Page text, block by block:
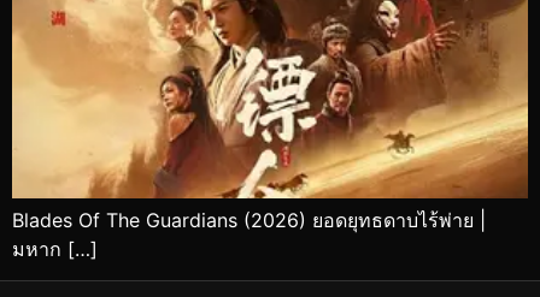
Blades Of The Guardians (2026) ยอดยุทธดาบไร้พ่าย |
มหาก […]